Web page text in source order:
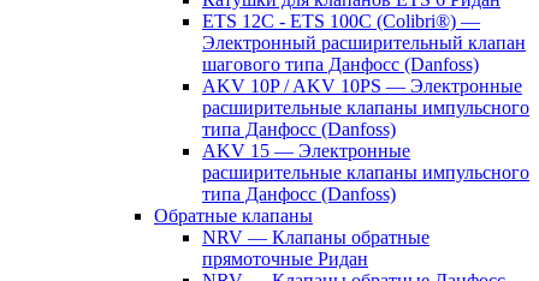
ETS 12C - ETS 100C (Colibri®) —
Электронный расширительный клапан
шагового типа Данфосс (Danfoss)
AKV 10P / AKV 10PS — Электронные
расширительные клапаны импульсного
типа Данфосс (Danfoss)
AKV 15 — Электронные
расширительные клапаны импульсного
типа Данфосс (Danfoss)
Обратные клапаны
NRV — Клапаны обратные
прямоточные Ридан